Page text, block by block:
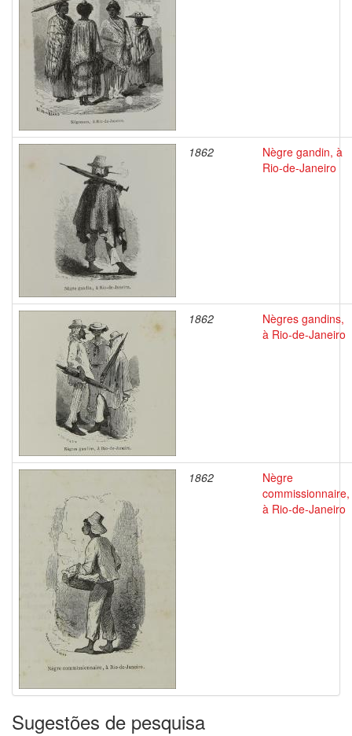
1862
Nègre gandin, à
Rio-de-Janeiro
1862
Nègres gandins,
à Rio-de-Janeiro
1862
Nègre
commissionnaire,
à Rio-de-Janeiro
Sugestões de pesquisa